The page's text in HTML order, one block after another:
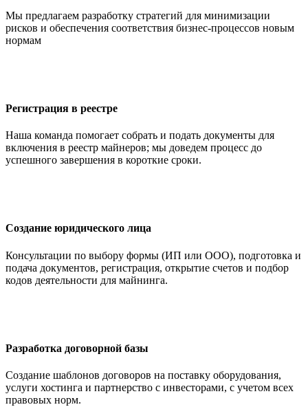
Мы предлагаем разработку стратегий для минимизации
рисков и обеспечения соответствия бизнес-процессов новым
нормам
Регистрация в реестре
Наша команда помогает собрать и подать документы для
включения в реестр майнеров; мы доведем процесс до
успешного завершения в короткие сроки.
Создание юридического лица
Консультации по выбору формы (ИП или ООО), подготовка и
подача документов, регистрация, открытие счетов и подбор
кодов деятельности для майнинга.
Разработка договорной базы
Создание шаблонов договоров на поставку оборудования,
услуги хостинга и партнерство с инвесторами, с учетом всех
правовых норм.